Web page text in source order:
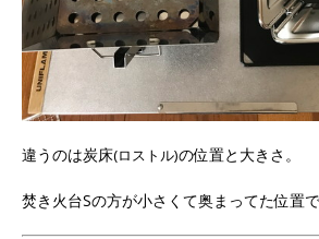
違うのは炭床(ロストル)の位置と大きさ。
焚き火台Sの方が小さくて奥まってた位置で